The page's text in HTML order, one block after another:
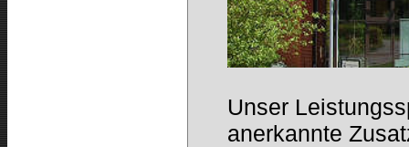
Unser
anerkannte